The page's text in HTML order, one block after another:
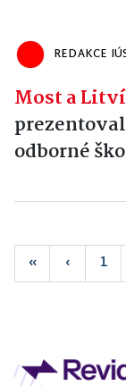
REDAKCE
Most a
odborné
« ‹ 1